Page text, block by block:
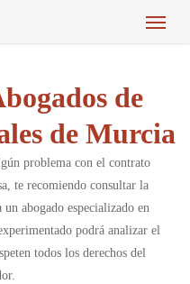
Menu
de
de Murcia
problema con el contrato
te recomiendo consultar la
abogado especializado en
podrá analizar el
todos los derechos del